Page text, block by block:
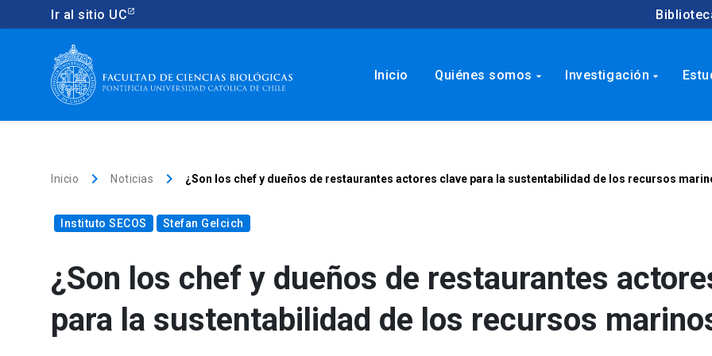
Ir al sitio UC
Inicio Quiénes somos arrow_drop_down Investigación arrow_drop_down
Inicio keyboard_arrow_right Noticias keyboard_arrow_right ¿Son los chef y dueños de restaurantes actores clave para la sustentabilidad de los recursos
Instituto SECOS Stefan Gelcich
¿Son los chef y dueños de restaurantes
para la sustentabilidad de los recursos